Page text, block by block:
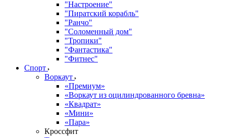
"Настроение"
"Пиратский корабль"
"Ранчо"
"Соломенный дом"
"Тропики"
"Фантастика"
"Фитнес"
Спорт
Воркаут
«Премиум»
«Воркаут из оцилиндрованного бревна»
«Квадрат»
«Мини»
«Пара»
Кроссфит